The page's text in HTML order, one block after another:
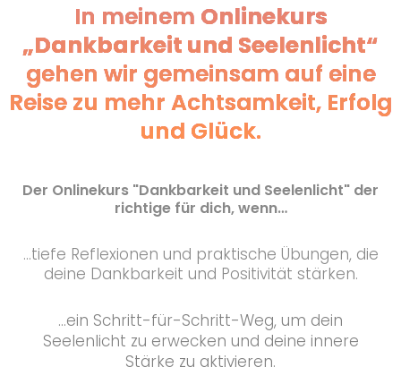
In meinem Onlinekurs
„Dankbarkeit und Seelenlicht“
gehen wir gemeinsam auf eine
Reise zu mehr Achtsamkeit, Erfolg
und Glück.
Der Onlinekurs "Dankbarkeit und Seelenlicht" der
richtige für dich, wenn…
…tiefe Reflexionen und praktische Übungen, die
deine Dankbarkeit und Positivität stärken.
…ein Schritt-für-Schritt-Weg, um dein
Seelenlicht zu erwecken und deine innere
Stärke zu aktivieren.